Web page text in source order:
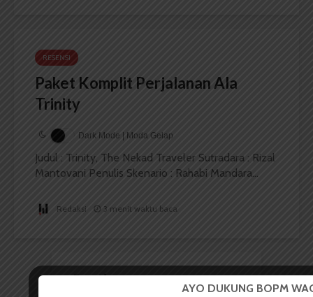
RESENSI
Paket Komplit Perjalanan Ala
Trinity
Dark Mode | Moda Gelap
Judul : Trinity, The Nekad Traveler Sutradara : Rizal
Mantovani Penulis Skenario : Rahabi Mandara...
Redaksi 3 menit waktu baca
Pentingnya
AYO DUKUNG BOPM